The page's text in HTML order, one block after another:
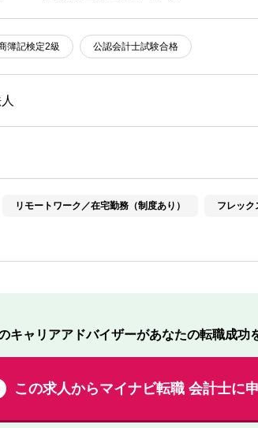
簿記検定2級 公認会計士試験合格
リモートワーク／在宅勤務（制度あり） フレック
キャリアアドバイザーがあなたの転職成功
この求人からマイナビ転職 会計士に